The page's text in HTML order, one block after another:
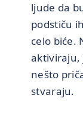
ljude da
podstiču
celo biće.
aktiviraju,
nešto
stvaraju.